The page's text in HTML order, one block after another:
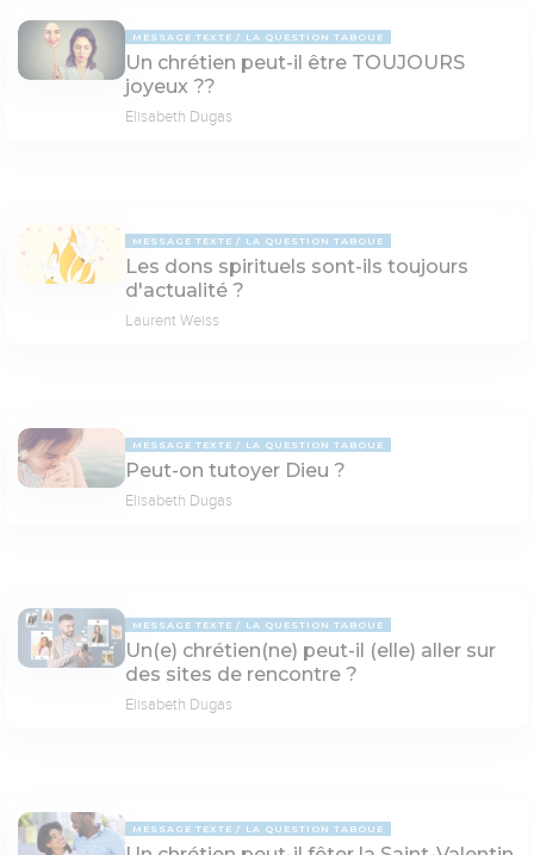
MESSAGE TEXTE LA QUESTION TABOUE
Un chrétien peut-il être TOUJOURS
joyeux ??
Elisabeth Dugas
MESSAGE TEXTE LA QUESTION TABOUE
Les dons spirituels sont-ils toujours
d'actualité ?
Laurent Weiss
MESSAGE TEXTE LA QUESTION TABOUE
Peut-on tutoyer Dieu ?
Elisabeth Dugas
MESSAGE TEXTE LA QUESTION TABOUE
Un(e) chrétien(ne) peut-il (elle) aller sur
des sites de rencontre ?
Elisabeth Dugas
MESSAGE TEXTE LA QUESTION TABOUE